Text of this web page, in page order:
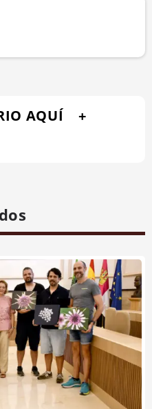
AQUÍ